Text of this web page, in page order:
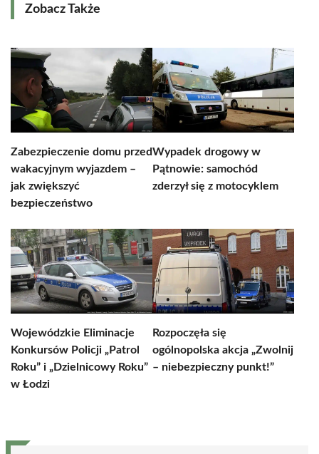
Zobacz Także
Zabezpieczenie domu przed
wakacyjnym wyjazdem –
jak zwiększyć
bezpieczeństwo
Wypadek drogowy w
Pątnowie: samochód
zderzył się z motocyklem
Wojewódzkie Eliminacje
Konkursów Policji „Patrol
Roku” i „Dzielnicowy Roku”
w Łodzi
Rozpoczęła się
ogólnopolska akcja „Zwolnij
– niebezpieczny punkt!”